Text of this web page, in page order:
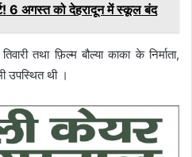
6 अगस्त को देहरादून में स्कूल बंद
तथा फ़िल्म बौल्या काका के निर्माता,
उपस्थित थी ।